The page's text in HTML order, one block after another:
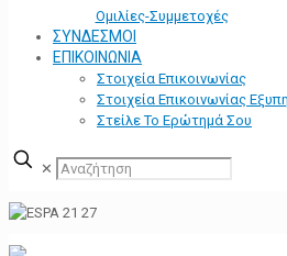
Ομιλίες-Συμμετοχές
ΣΥΝΔΕΣΜΟΙ
ΕΠΙΚΟΙΝΩΝΙΑ
Στοιχεία Επικοινωνίας
Στοιχεία Επικοινωνίας
Στείλε Το Ερώτημά Σου
✕